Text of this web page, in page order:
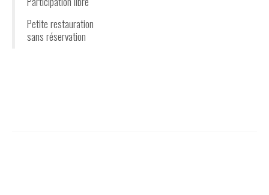
Petite restauration
sans réservation